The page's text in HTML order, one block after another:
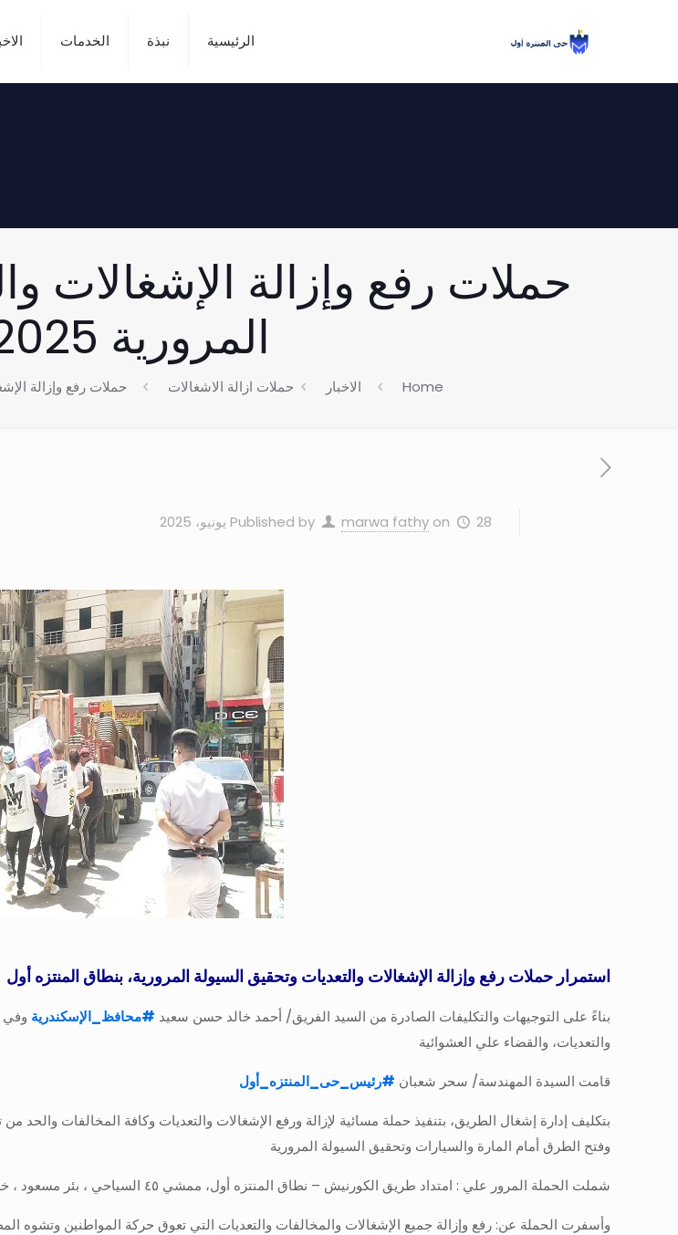
الرئيسية نبذة الخدمات
حملات رفع وإزالة الإشغالات
المرورية 28/6/2025
Home الاخبار حملات ازالة الاشغالات حملات رفع وإزالة
Published by marwa fathy on 28 يونيو، 2025
استمرار حملات رفع وإزالة الإشغالات والتعديات وتحقيق السيولة المرورية، بنطاق المنتزه أول
بناءً على التوجيهات والتكليفات الصادرة من السيد الفريق/ أحمد خالد حسن سعيد #محافظ_الإسكندرية وفي
والتعديات، والقضاء علي العشوائية
قامت السيدة المهندسة/ سحر شعبان #رئيس_حى_المنتزه_أول
بتكليف إدارة إشغال الطريق، بتنفيذ حملة مسائية لإزالة ورفع الإشغالات والتعديات وكافة المخالفات
وفتح الطرق أمام المارة والسيارات وتحقيق السيولة المرورية
شملت الحملة المرور علي : امتداد طريق الكورنيش – نطاق المنتزه أول، ممشي ٤٥ السياحي ، بئر مسعود ، خلف المحروسة ، شارع خالد بن الوليد
وأسفرت الحملة عن: رفع وإزالة جميع الإشغالات والمخالفات والتعديات التي تعوق حركة المواطنين وتشوه